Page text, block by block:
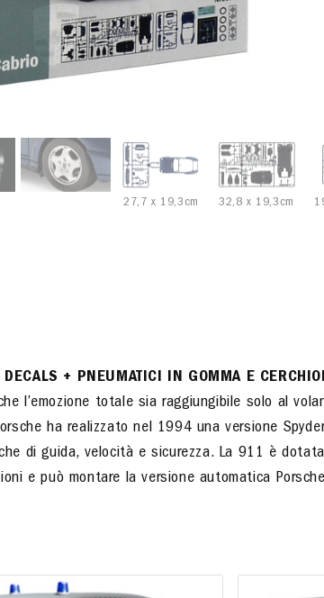
27,7 x 19,3cm 32,8 x 19,3cm
+ PNEUMATICI IN GOMMA E
l’emozione totale sia raggiungibile solo al
ha realizzato nel 1994 una versione
di guida, velocità e sicurezza. La 911 è
e può montare la versione automatica